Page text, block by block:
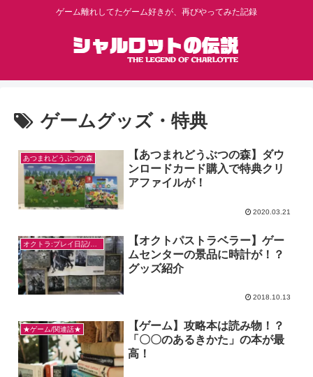
ゲーム離れしてたゲーム好きが、再びやってみた記録
ゲームグッズ・特典
あつまれどうぶつの森
【あつまれどうぶつの森】ダウ
ンロードカード購入で特典クリ
アファイルが！
2020.03.21
【オクトパストラベラー】ゲー
ムセンターの景品に時計が！？
グッズ紹介
2018.10.13
★ゲーム/関連話★
【ゲーム】攻略本は読み物！？
「〇〇のあるきかた」の本が最
高！